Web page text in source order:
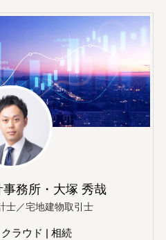
務所・大塚 秀哉
士／宅地建物取引士
ラウド | 相続